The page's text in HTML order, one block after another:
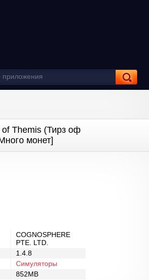
of Themis (Тирз оф
монет]
COGNOSPHERE
PTE. LTD.
1.4.8
Симуляторы
852MB